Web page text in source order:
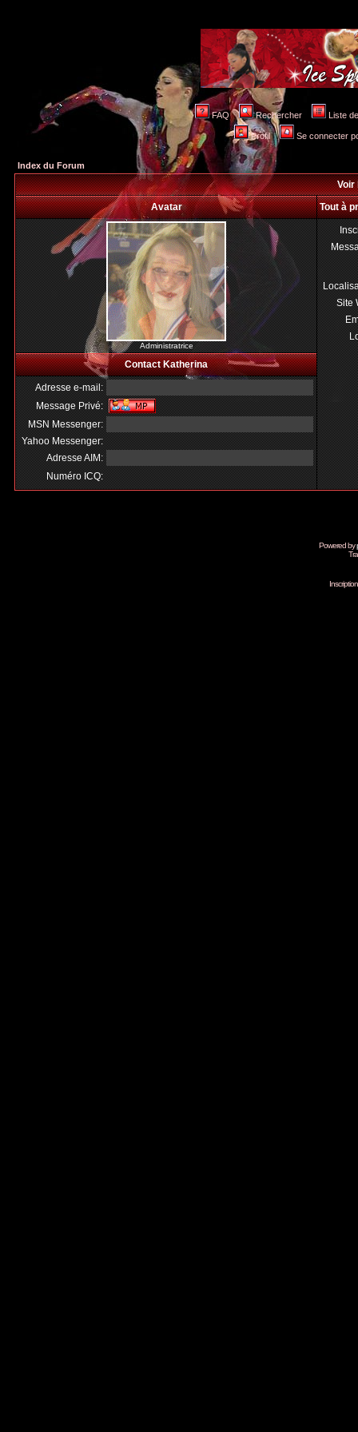
FAQ Rechercher Liste
Profil Se connecter
Index du Forum
Voir
Avatar
Tout à
Administratrice
Site
Contact Katherina
Adresse e-mail:
Message Privé:
MSN Messenger:
Yahoo Messenger:
Adresse AIM:
Numéro ICQ:
Powered by